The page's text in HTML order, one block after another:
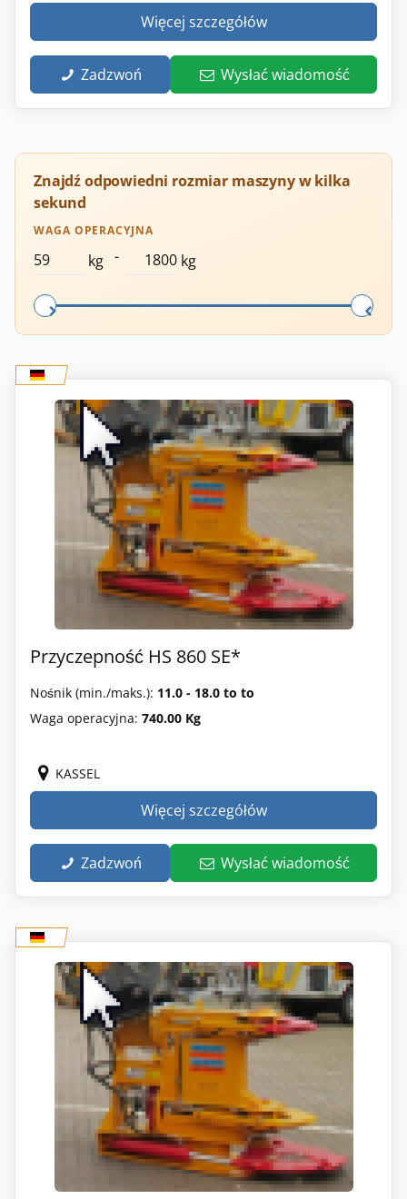
Więcej szczegółów
Zadzwoń Wysłać wiadomość
Znajdź odpowiedni rozmiar maszyny w kilka
sekund
WAGA OPERACYJNA
kg - kg
Przyczepność HS 860 SE*
Nośnik (min./maks.): 11.0 - 18.0 to to
Waga operacyjna: 740.00 Kg
KASSEL
Więcej szczegółów
Zadzwoń Wysłać wiadomość